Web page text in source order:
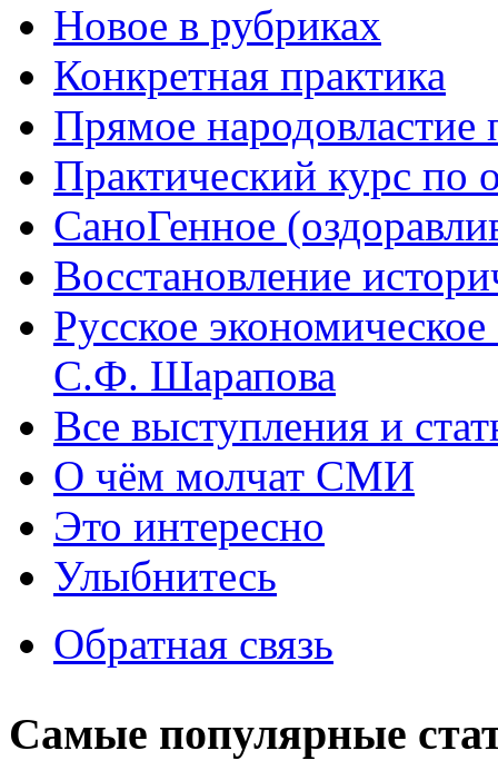
Новое в рубриках
Конкретная практика
Прямое
Практический курс по
СаноГенное
Восстановление
Русское
С.Ф. Шарапова
Все выступления и
О чём молчат СМИ
Это интересно
Улыбнитесь
Обратная связь
Самые популярные